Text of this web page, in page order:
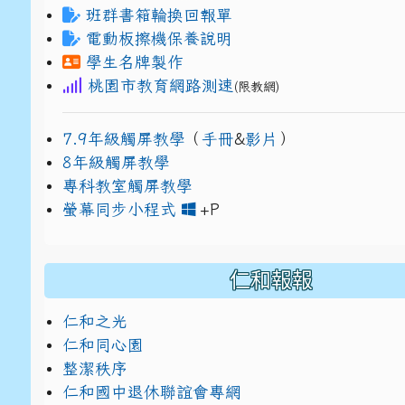
班群書箱輪換回報單
電動板擦機保養說明
學生名牌製作
桃園市教育網路測速 (限教網)
7.9年級觸屏教學 （ 手冊&影片 ）
8年級觸屏教學
專科教室觸屏教學
螢幕同步小程式
+Plink to https://
link to https://
仁和報報
仁和之光
仁和同心園
整潔秩序
仁和國中退休聯誼會專網